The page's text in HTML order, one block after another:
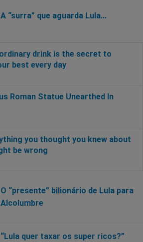
A “surra” que aguarda Lula...
O “presente” bilionário de Lula para
Alcolumbre
“Lula quer taxar os super ricos?”